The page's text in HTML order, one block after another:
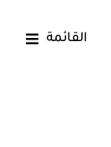
القائمة